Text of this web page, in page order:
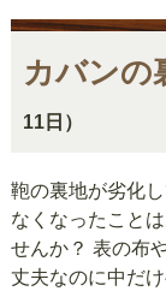
カバンの
11日）
鞄の裏地が劣化し
なくなったことは
せんか？ 表の布
丈夫なのに中だ